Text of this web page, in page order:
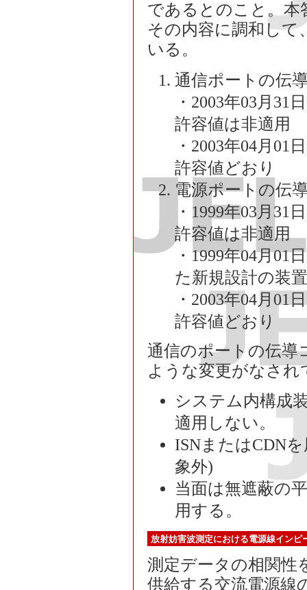
であるとのこと。本
その内容に調和して
いる。
通信ポートの伝
・2003年03月
許容値は非適用
・2003年04月
許容値どおり
電源ポートの伝
・1999年03月
許容値は非適用
・1999年04月01
た新規設計の装
・2003年04月
許容値どおり
通信のポートの伝導
ような変更がなされ
システム内構成
適用しない。
ISNまたはCDN
象外)
当面は無遮蔽の
用する。
放射妨害波測定における電源線インピ
測定データの相関性
供給する交流電源線